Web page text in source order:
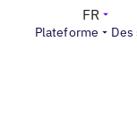
Plateforme
FR